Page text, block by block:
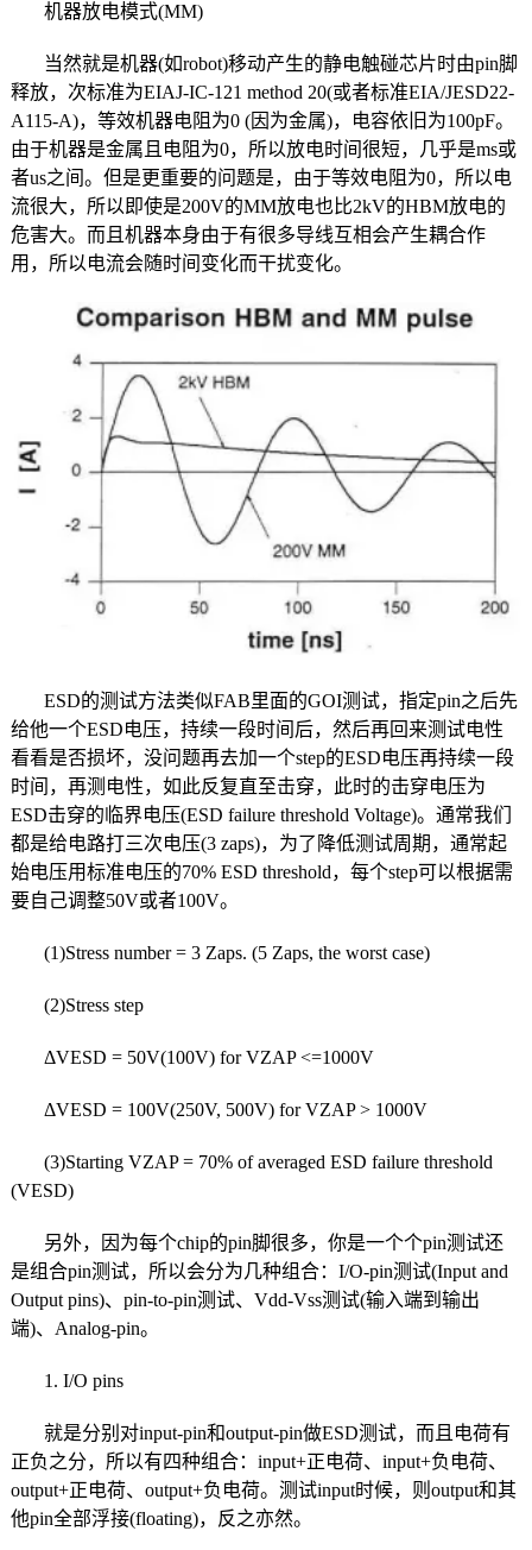
机器放电模式(MM)
当然就是机器(如robot)移动产生的静电触碰芯片时由pin脚
释放，次标准为EIAJ-IC-121 method 20(或者标准EIA/JESD22-
A115-A)，等效机器电阻为0 (因为金属)，电容依旧为100pF。
由于机器是金属且电阻为0，所以放电时间很短，几乎是ms或
者us之间。但是更重要的问题是，由于等效电阻为0，所以电
流很大，所以即使是200V的MM放电也比2kV的HBM放电的
危害大。而且机器本身由于有很多导线互相会产生耦合作
用，所以电流会随时间变化而干扰变化。
ESD的测试方法类似FAB里面的GOI测试，指定pin之后先
给他一个ESD电压，持续一段时间后，然后再回来测试电性
看看是否损坏，没问题再去加一个step的ESD电压再持续一段
时间，再测电性，如此反复直至击穿，此时的击穿电压为
ESD击穿的临界电压(ESD failure threshold Voltage)。通常我们
都是给电路打三次电压(3 zaps)，为了降低测试周期，通常起
始电压用标准电压的70% ESD threshold，每个step可以根据需
要自己调整50V或者100V。
(1)Stress number = 3 Zaps. (5 Zaps, the worst case)
(2)Stress step
ΔVESD = 50V(100V) for VZAP <=1000V
ΔVESD = 100V(250V, 500V) for VZAP > 1000V
(3)Starting VZAP = 70% of averaged ESD failure threshold
(VESD)
另外，因为每个chip的pin脚很多，你是一个个pin测试还
是组合pin测试，所以会分为几种组合：I/O-pin测试(Input and
Output pins)、pin-to-pin测试、Vdd-Vss测试(输入端到输出
端)、Analog-pin。
1. I/O pins
就是分别对input-pin和output-pin做ESD测试，而且电荷有
正负之分，所以有四种组合：input+正电荷、input+负电荷、
output+正电荷、output+负电荷。测试input时候，则output和其
他pin全部浮接(floating)，反之亦然。